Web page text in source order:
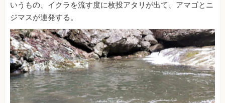
いうもの、イクラを流す度に枚投アタリが出て、アマゴとニ
ジマスが連発する。